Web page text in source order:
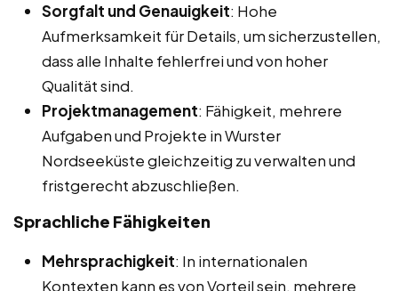
Sorgfalt und Genauigkeit: Hohe
Aufmerksamkeit für Details, um sicherzustellen,
dass alle Inhalte fehlerfrei und von hoher
Qualität sind.
Projektmanagement: Fähigkeit, mehrere
Aufgaben und Projekte in Wurster
Nordseeküste gleichzeitig zu verwalten und
fristgerecht abzuschließen.
Sprachliche Fähigkeiten
Mehrsprachigkeit: In internationalen
Kontexten kann es von Vorteil sein, mehrere